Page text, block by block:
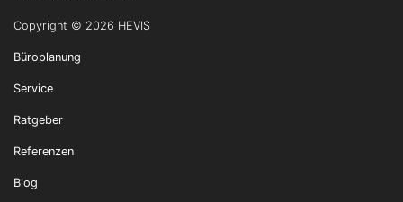
Copyright © 2026 HEVIS
Büroplanung
Service
Ratgeber
Referenzen
Blog